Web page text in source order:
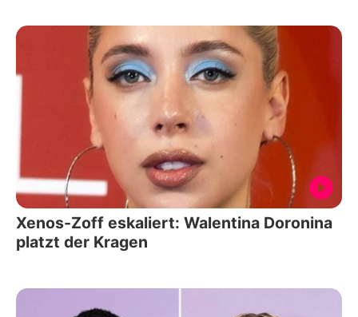
Xenos-Zoff eskaliert: Walentina Doronina
platzt der Kragen